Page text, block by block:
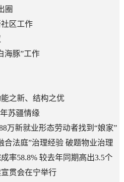
圈
区工作
海豚”工作
之新、结构之优
苏疆情缘
万新就业形态劳动者找到“娘家”
合法庭”治理经验 破题物业治理
率58.8% 较去年同期高出3.5个
贯会在宁举行